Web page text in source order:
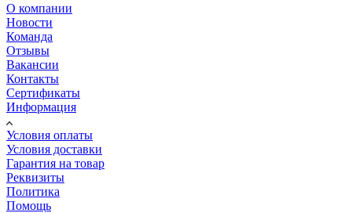
О компании
Новости
Команда
Отзывы
Вакансии
Контакты
Сертификаты
Информация
Условия оплаты
Условия доставки
Гарантия на товар
Реквизиты
Политика
Помощь